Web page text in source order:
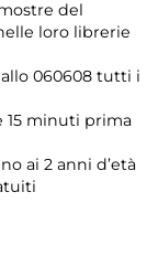
del
loro librerie
allo 060608 tutti i
15 minuti prima
ai 2 anni d’età